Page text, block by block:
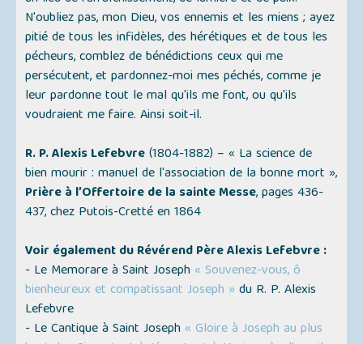
N'oubliez pas, mon Dieu, vos ennemis et les miens ; ayez
pitié de tous les infidèles, des hérétiques et de tous les
pécheurs, comblez de bénédictions ceux qui me
persécutent, et pardonnez-moi mes péchés, comme je
leur pardonne tout le mal qu'ils me font, ou qu'ils
voudraient me faire. Ainsi soit-il.
R. P. Alexis Lefebvre(1804-1882) –« La science de
bien mourir : manuel de l'association de la bonne mort »,
Prière à l’Offertoire de la sainte Messe, pages 436-
437, chez Putois-Cretté en 1864
Voir également du Révérend Père Alexis Lefebvre :
- Le Memorare à Saint Joseph « Souvenez-vous, ô
bienheureux et compatissant Joseph » du R. P. Alexis
Lefebvre
- Le Cantique à Saint Joseph « Gloire à Joseph au plus